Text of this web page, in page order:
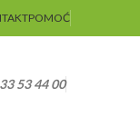
POMOĆ
53 44 00